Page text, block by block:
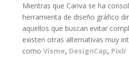
Mientras que Canva se ha
herramienta de diseño gráfico
aquellos que buscan evitar
existen otras alternativas muy
como Visme, DesignCap, Pixlr